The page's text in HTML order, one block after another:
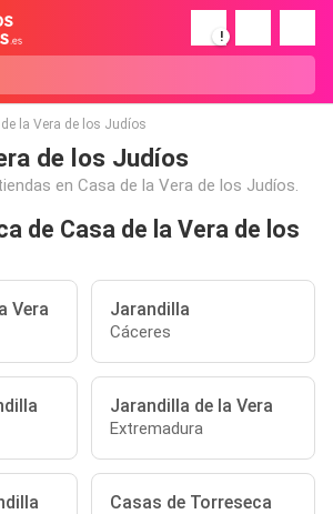
!
la Vera de los Judíos
de los Judíos
en Casa de la Vera de los Judíos.
de Casa de la Vera de los
Vera Jarandilla
Cáceres
Jarandilla de la Vera
Extremadura
Casas de Torreseca